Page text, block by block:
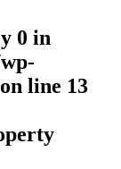
0 in
on line 13